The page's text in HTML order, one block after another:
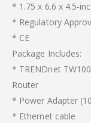
* 1.75 x 6.6 x 4.5-
* Regulatory
* CE
Package Includes:
* TRENDnet
Router
* Power Adapter
* Ethernet cable